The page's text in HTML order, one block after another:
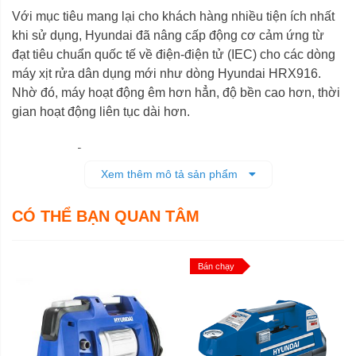
Với mục tiêu mang lại cho khách hàng nhiều tiện ích nhất
khi sử dụng, Hyundai đã nâng cấp động cơ cảm ứng từ
đạt tiêu chuẩn quốc tế về điện-điện tử (IEC) cho các dòng
máy xịt rửa dân dụng mới như dòng Hyundai HRX916.
Nhờ đó, máy hoạt động êm hơn hẳn, độ bền cao hơn, thời
gian hoạt động liên tục dài hơn.
Hiệu quả làm sạch cao
HRX916 được thiết kế với
lít/phút nên khả năng xịt rửa rất nhanh, mạnh và hiệu quả.
Xem thêm mô tả sản phẩm
CÓ THỂ BẠN QUAN TÂM
Bán chạy